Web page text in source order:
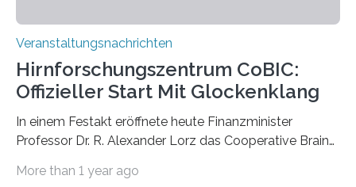
Veranstaltungsnachrichten
Hirnforschungszentrum CoBIC:
Offizieller Start Mit Glockenklang
In einem Festakt eröffnete heute Finanzminister
Professor Dr. R. Alexander Lorz das Cooperative Brain
der Goethe-Universität Frankfurt. Das CoBIC ist eine
More than 1 year ago